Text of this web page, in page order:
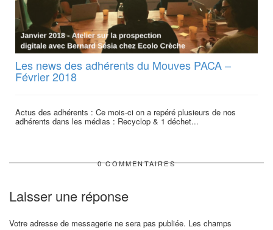
Les news des adhérents du Mouves PACA –
Février 2018
Actus des adhérents : Ce mois-ci on a repéré plusieurs de nos
adhérents dans les médias : Recyclop & 1 déchet...
0 COMMENTAIRES
Laisser une réponse
Votre adresse de messagerie ne sera pas publiée. Les champs